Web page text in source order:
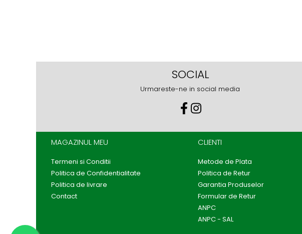
SOCIAL
Urmareste-ne in social media
MAGAZINUL MEU
Termeni si Conditii
Politica de Confidentialitate
Politica de livrare
Contact
CLIENTI
Metode de Plata
Politica de Retur
Garantia Produselor
Formular de Retur
ANPC
ANPC - SAL